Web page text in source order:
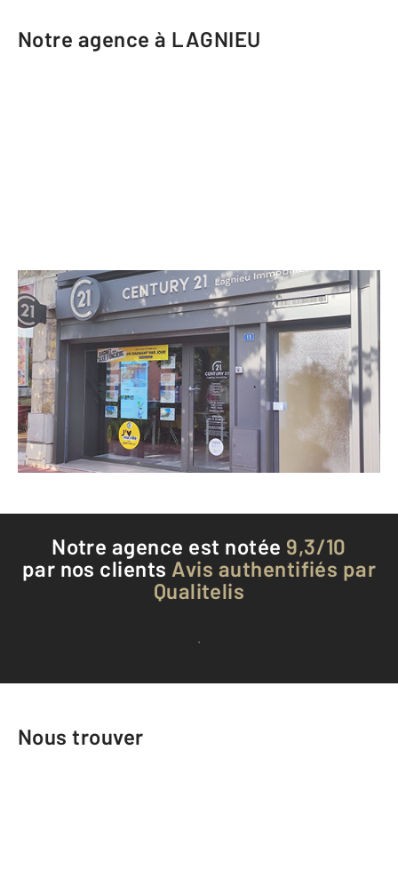
Notre agence à LAGNIEU
CENTURY 21 Lagnieu Immobilier
11 place des Fontaines d'Or
LAGNIEU - 01150
Envoyer un message
Téléphoner à l'agence
Notre agence est notée 9,3/10
par nos clients Avis authentifiés par
Qualitelis
Voir tous les avis clients
Nous trouver